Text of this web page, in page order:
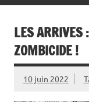
LES ARRIVES
ZOMBICIDE !
10 juin 2022